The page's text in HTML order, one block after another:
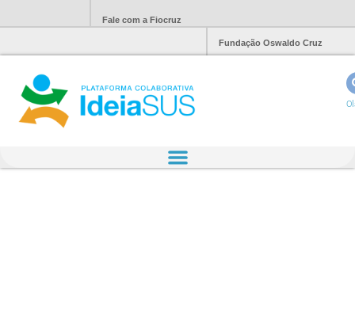
Fale com a Fiocruz
Fundação Oswaldo Cruz